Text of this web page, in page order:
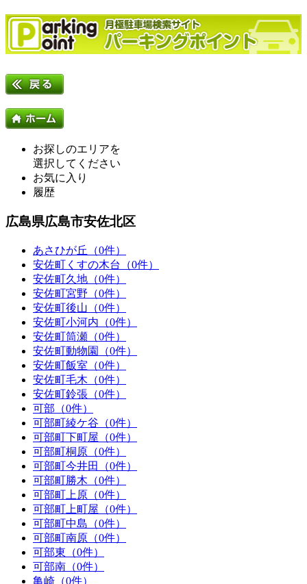
お探しのエリアを
選択してください
お気に入り
履歴
広島県広島市安佐北区
あさひが丘（0件）
安佐町くすの木台（0件）
安佐町久地（0件）
安佐町宮野（0件）
安佐町後山（0件）
安佐町小河内（0件）
安佐町筒瀬（0件）
安佐町動物園（0件）
安佐町飯室（0件）
安佐町毛木（0件）
安佐町鈴張（0件）
可部（0件）
可部町綾ケ谷（0件）
可部町下町屋（0件）
可部町桐原（0件）
可部町今井田（0件）
可部町勝木（0件）
可部町上原（0件）
可部町上町屋（0件）
可部町中島（0件）
可部町南原（0件）
可部東（0件）
可部南（0件）
亀崎（0件）